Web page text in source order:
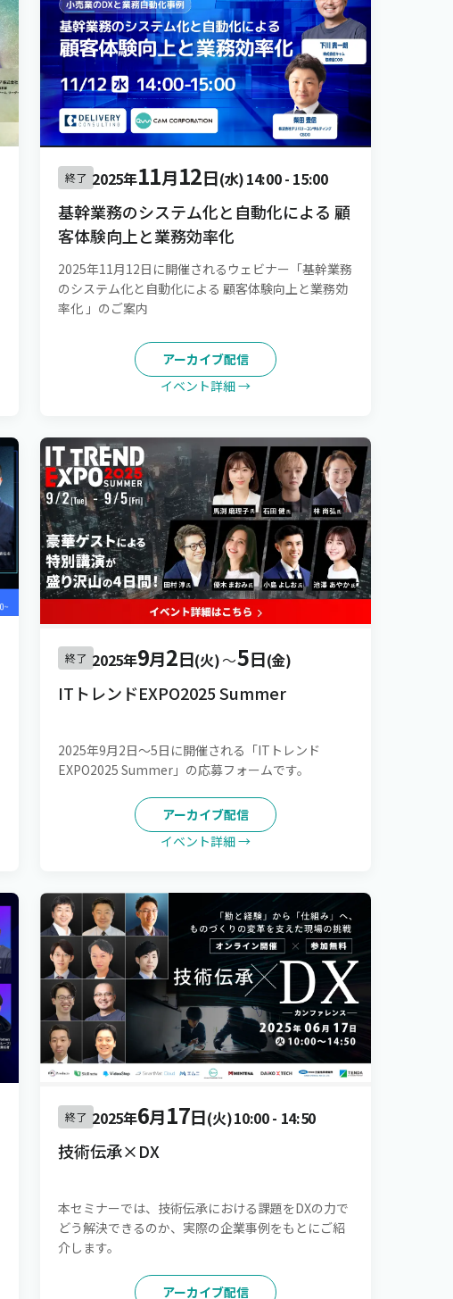
終了 2025年11月12日(水)14:00- 15:00
基幹業務のシステム化と自動化による 顧
客体験向上と業務効率化
2025年11月12日に開催されるウェビナー「基幹業務
のシステム化と自動化による 顧客体験向上と業務効
率化 」のご案内
アーカイブ配信
イベント詳細 →
終了 2025年9月2日(火)〜5日(金)
ITトレンドEXPO2025 Summer
2025年9月2日～5日に開催される「ITトレンド
EXPO2025 Summer」の応募フォームです。
アーカイブ配信
イベント詳細 →
終了 2025年6月17日(火)10:00- 14:50
技術伝承×DX
本セミナーでは、技術伝承における課題をDXの力で
どう解決できるのか、実際の企業事例をもとにご紹
介します。
アーカイブ配信